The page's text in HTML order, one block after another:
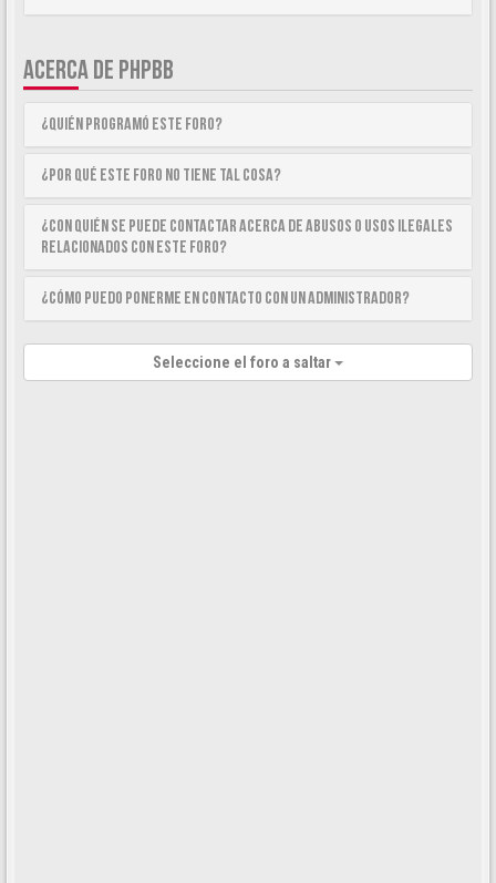
ACERCA DE PHPBB
¿Quién programó este foro?
¿Por qué este foro no tiene tal cosa?
¿Con quién se puede contactar acerca de abusos o usos ilegales
relacionados con este foro?
¿Cómo puedo ponerme en contacto con un Administrador?
Seleccione el foro a saltar